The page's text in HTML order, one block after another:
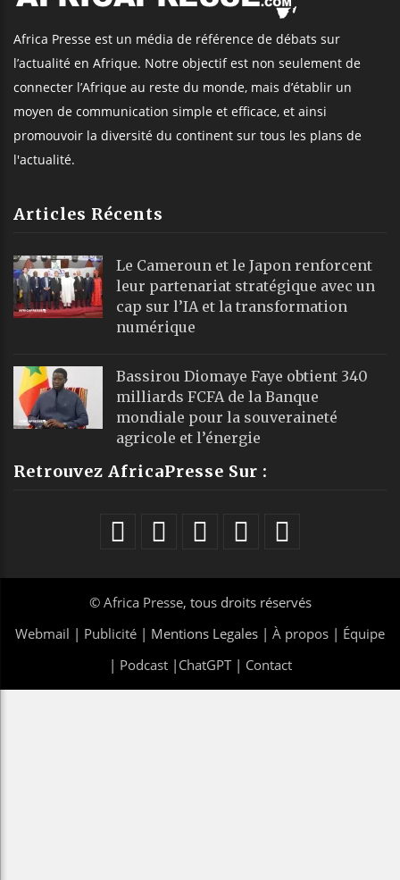
Africa Presse est un média de référence de débats sur
l’actualité en Afrique. Notre objectif est non seulement de
connecter l’Afrique au reste du monde, mais d’établir un
moyen de communication simple et efficace, et ainsi
promouvoir la diversité du continent sur tous les plans de
l'actualité.
Articles Récents
Le Cameroun et le Japon renforcent
leur partenariat stratégique avec un
cap sur l’IA et la transformation
numérique
Bassirou Diomaye Faye obtient 340
milliards FCFA de la Banque
mondiale pour la souveraineté
agricole et l’énergie
Retrouvez AfricaPresse Sur :
© Africa Presse, tous droits réservés
Webmail | Publicité | Mentions Legales | À propos | Équipe
| Podcast| ChatGPT| Contact